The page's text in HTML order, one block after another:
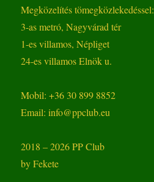
Megközelítés tömegközlekedéssel:
3-as metró, Nagyvárad tér
1-es villamos, Népliget
24-es villamos Elnök u.
Mobil: +36 30 899 8852
Email: info@ppclub.eu
2018 – 2026 PP Club
by Fekete